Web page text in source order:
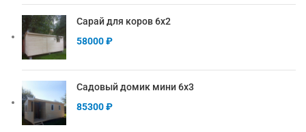
Сарай для коров 6х2
58000₽
Садовый домик мини 6х3
85300₽